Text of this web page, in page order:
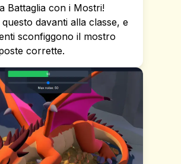
Battaglia con i Mostri!
davanti alla classe, e
sconfiggono il mostro
corrette.